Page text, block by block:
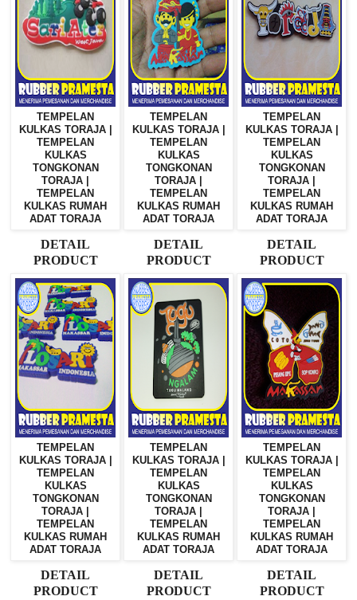
TEMPELAN
KULKAS TORAJA |
TEMPELAN
KULKAS
TONGKONAN
TORAJA |
TEMPELAN
KULKAS RUMAH
ADAT TORAJA
DETAIL
PRODUCT
TEMPELAN
KULKAS TORAJA |
TEMPELAN
KULKAS
TONGKONAN
TORAJA |
TEMPELAN
KULKAS RUMAH
ADAT TORAJA
DETAIL
PRODUCT
TEMPELAN
KULKAS TORAJA |
TEMPELAN
KULKAS
TONGKONAN
TORAJA |
TEMPELAN
KULKAS RUMAH
ADAT TORAJA
DETAIL
PRODUCT
TEMPELAN
KULKAS TORAJA |
TEMPELAN
KULKAS
TONGKONAN
TORAJA |
TEMPELAN
KULKAS RUMAH
ADAT TORAJA
DETAIL
PRODUCT
TEMPELAN
KULKAS TORAJA |
TEMPELAN
KULKAS
TONGKONAN
TORAJA |
TEMPELAN
KULKAS RUMAH
ADAT TORAJA
DETAIL
PRODUCT
TEMPELAN
KULKAS TORAJA |
TEMPELAN
KULKAS
TONGKONAN
TORAJA |
TEMPELAN
KULKAS RUMAH
ADAT TORAJA
DETAIL
PRODUCT